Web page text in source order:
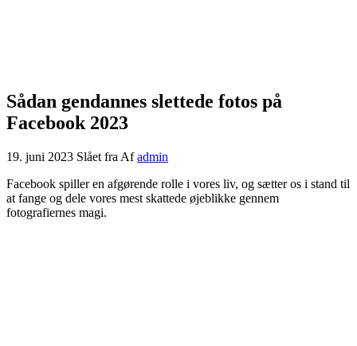
Sådan gendannes slettede fotos på
Facebook 2023
19. juni 2023 Slået fra Af admin
Facebook spiller en afgørende rolle i vores liv, og sætter os i stand til
at fange og dele vores mest skattede øjeblikke gennem
fotografiernes magi.